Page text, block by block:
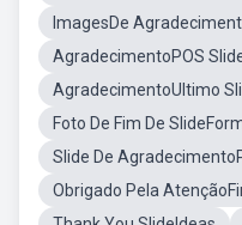
ImagesDe
AgradecimentoPOS
AgradecimentoUltimo
Foto De Fim De
Slide De
Obrigado Pela